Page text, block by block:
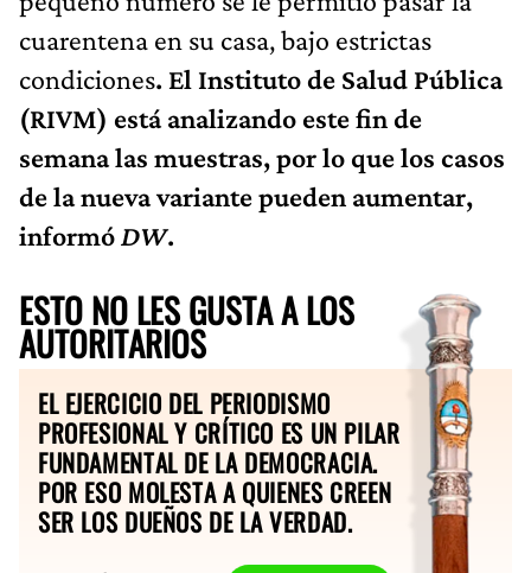
cuarentena en su casa, bajo estrictas
condiciones. El Instituto de Salud Pública
(RIVM) está analizando este fin de
semana las muestras, por lo que los casos
de la nueva variante pueden aumentar,
informóDW.
ESTO NO LES GUSTA A LOS
AUTORITARIOS
EL EJERCICIO DEL PERIODISMO
PROFESIONAL Y CRÍTICO ES UN PILAR
FUNDAMENTAL DE LA DEMOCRACIA.
POR ESO MOLESTA A QUIENES CREEN
SER LOS DUEÑOS DE LA VERDAD.